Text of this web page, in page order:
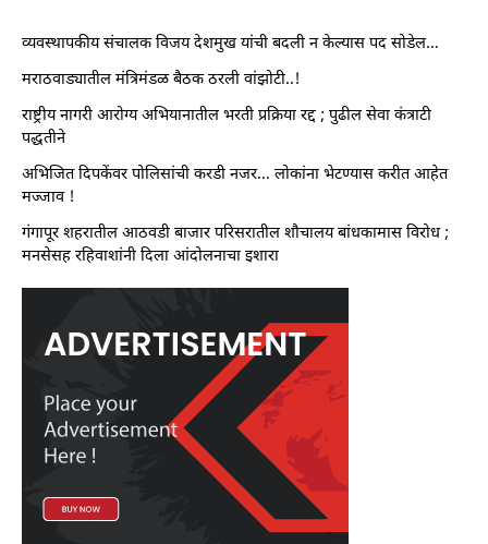
व्यवस्थापकीय संचालक विजय देशमुख यांची बदली न केल्यास पद सोडेल…
मराठवाड्यातील मंत्रिमंडळ बैठक ठरली वांझोटी..!
राष्ट्रीय नागरी आरोग्य अभियानातील भरती प्रक्रिया रद्द ; पुढील सेवा कंत्राटी
पद्धतीने
अभिजित दिपकेंवर पोलिसांची करडी नजर… लोकांना भेटण्यास करीत आहेत
मज्जाव !
गंगापूर शहरातील आठवडी बाजार परिसरातील शौचालय बांधकामास विरोध ;
मनसेसह रहिवाशांनी दिला आंदोलनाचा इशारा